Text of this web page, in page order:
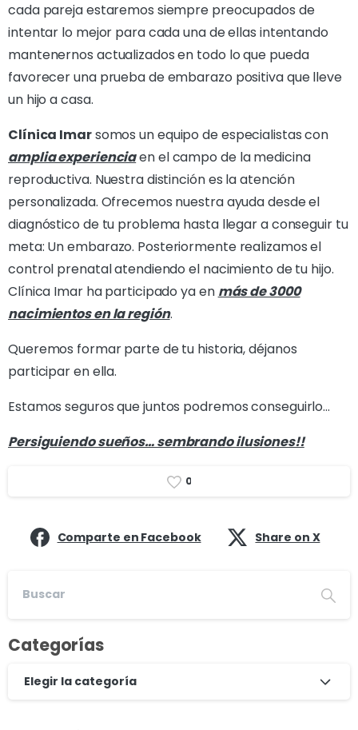
cada pareja estaremos siempre preocupados de
intentar lo mejor para cada una de ellas intentando
mantenernos actualizados en todo lo que pueda
favorecer una prueba de embarazo positiva que lleve
un hijo a casa.
Clínica Imarsomos un equipo de especialistas con
amplia experienciaen el campo de la medicina
reproductiva. Nuestra distinción es la atención
personalizada. Ofrecemos nuestra ayuda desde el
diagnóstico de tu problema hasta llegar a conseguir tu
meta: Un embarazo. Posteriormente realizamos el
control prenatal atendiendo el nacimiento de tu hijo.
Clínica Imar ha participado ya en más de 3000
nacimientos en la región.
Queremos formar parte de tu historia, déjanos
participar en ella.
Estamos seguros que juntos podremos conseguirlo…
Persiguiendo sueños… sembrando ilusiones!!
0
Comparte en Facebook Share on X
Categorías
Elegir la categoría